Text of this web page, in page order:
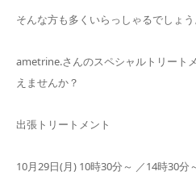
そんな方も多くいらっしゃるでしょう
ametrine.さんのスペシャルトリート
えませんか？
出張トリートメント
10月29日(月) 10時30分～ ／14時30分